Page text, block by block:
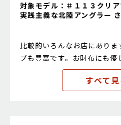
対象モデル：＃１１３クリ
実践主義な北陸アングラー
比較的いろんなお店にあり
プも豊富です。お財布にも優
すべて